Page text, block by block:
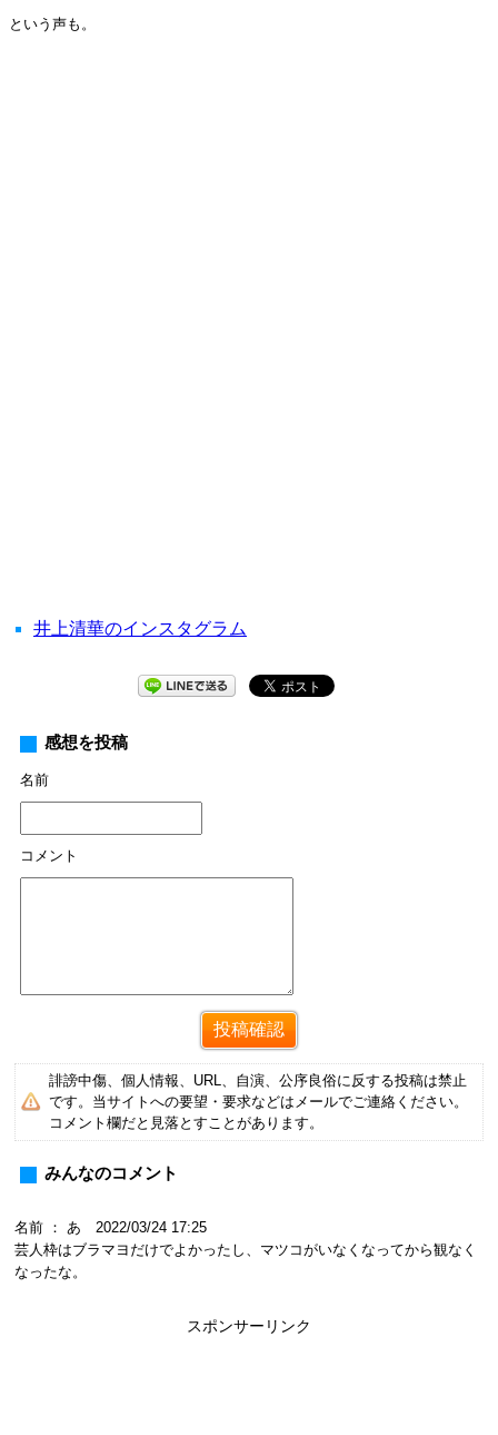
という声も。
井上清華のインスタグラム
感想を投稿
名前
コメント
誹謗中傷、個人情報、URL、自演、公序良俗に反する投稿は禁止
です。当サイトへの要望・要求などはメールでご連絡ください。
コメント欄だと見落とすことがあります。
みんなのコメント
名前 ： あ 2022/03/24 17:25
芸人枠はブラマヨだけでよかったし、マツコがいなくなってから観なく
なったな。
スポンサーリンク